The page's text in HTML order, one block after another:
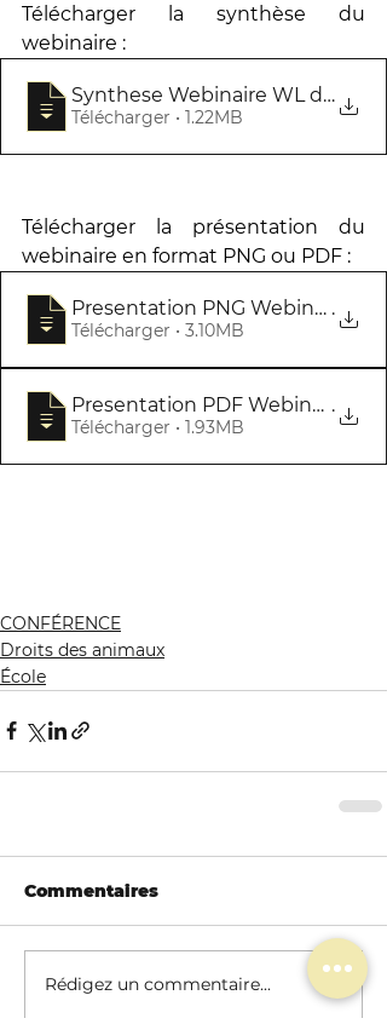
Télécharger la synthèse du
webinaire :
Synthese Webinaire WL droit
Télécharger • 1.22MB
Télécharger la présentation du
webinaire en format PNG ou PDF :
Presentation PNG Webinaire -
.
Télécharger • 3.10MB
Presentation PDF Webinaire -
.
Télécharger • 1.93MB
CONFÉRENCE
Droits des animaux
École
Commentaires
Rédigez un commentaire...